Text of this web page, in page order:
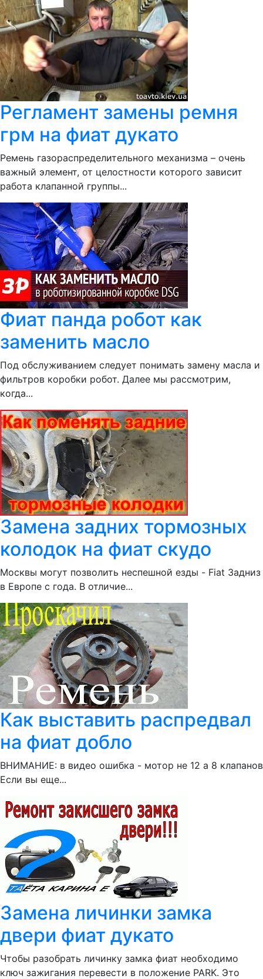
Регламент замены ремня
грм на фиат дукато
Ремень газораспределительного механизма – очень
важный элемент, от целостности которого зависит
работа клапанной группы...
Фиат панда робот как
заменить масло
Под обслуживанием следует понимать замену масла и
фильтров коробки робот. Далее мы рассмотрим,
когда...
Замена задних тормозных
колодок на фиат скудо
Москвы могут позволить неспешной езды - Fiat Задниз
в Европе с года. В отличие...
Как выставить распредвал
на фиат добло
ВНИМАНИЕ: в видео ошибка - мотор не 12 а 8 клапанов
Если вы еще...
Замена личинки замка
двери фиат дукато
Чтобы разобрать личинку замка фиат необходимо
ключ зажигания перевести в положение PARK. Это